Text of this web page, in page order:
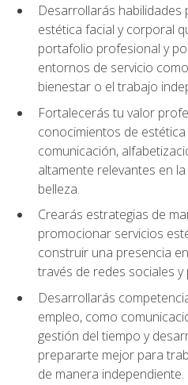
Desarrollarás habilidades
estética facial y corporal
portafolio profesional y
entornos de servicio
bienestar o el trabajo
Fortalecerás tu valor
conocimientos de
comunicación,
altamente relevantes en
belleza.
Crearás estrategias de
promocionar servicios
construir una presencia
través de redes sociales
Desarrollarás
empleo, como
gestión del tiempo y
prepararte mejor para
de manera independiente.